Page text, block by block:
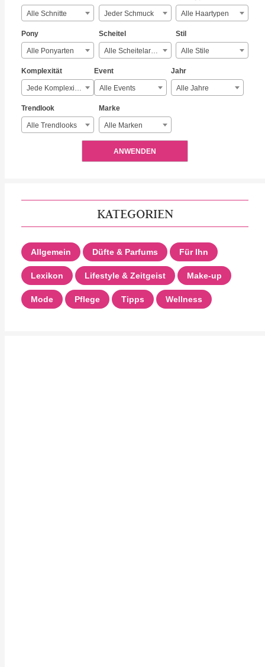
Alle Schnitte Jeder Schmuck Alle Haartypen
Pony
Alle Ponyarten
Scheitel
Alle Scheitelarten
Stil
Alle Stile
Komplexität
Jede Komplexität
Event
Alle Events
Jahr
Alle Jahre
Trendlook
Alle Trendlooks
Marke
Alle Marken
ANWENDEN
KATEGORIEN
Allgemein Düfte & Parfums Für Ihn
Lexikon Lifestyle & Zeitgeist Make-up
Mode Pflege Tipps Wellness